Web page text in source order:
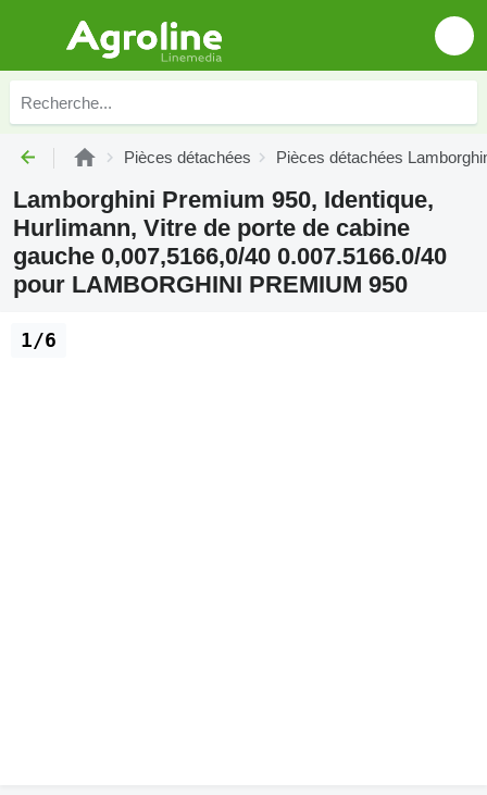
Pièces détachées Pièces détachées
Lamborghini Premium 950, Identique,
Hurlimann, Vitre de porte de cabine
gauche 0,007,5166,0/40 0.007.5166.0/40
pour LAMBORGHINI PREMIUM 950
1/6